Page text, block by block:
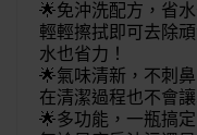
🌟免沖洗配方，省
輕輕擦拭即可去除
水也省力！
🌟氣味清新，不刺鼻
在清潔過程也不會
🌟多功能，一瓶搞定